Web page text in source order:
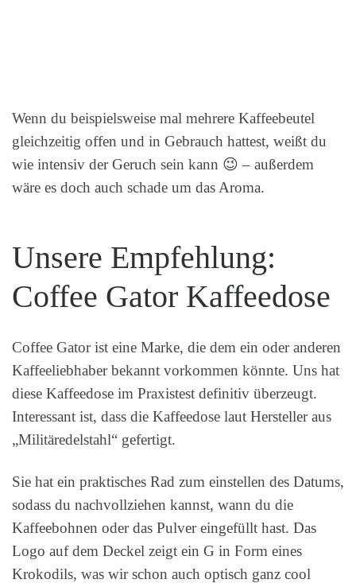
Wenn du beispielsweise mal mehrere Kaffeebeutel
gleichzeitig offen und in Gebrauch hattest, weißt du
wie intensiv der Geruch sein kann 😉 – außerdem
wäre es doch auch schade um das Aroma.
Unsere Empfehlung:
Coffee Gator Kaffeedose
Coffee Gator ist eine Marke, die dem ein oder anderen
Kaffeeliebhaber bekannt vorkommen könnte. Uns hat
diese Kaffeedose im Praxistest definitiv überzeugt.
Interessant ist, dass die Kaffeedose laut Hersteller aus
„Militäredelstahl“ gefertigt.
Sie hat ein praktisches Rad zum einstellen des Datums,
sodass du nachvollziehen kannst, wann du die
Kaffeebohnen oder das Pulver eingefüllt hast. Das
Logo auf dem Deckel zeigt ein G in Form eines
Krokodils, was wir schon auch optisch ganz cool